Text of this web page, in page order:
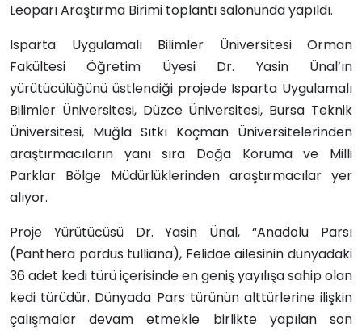
Leoparı Araştırma Birimi toplantı salonunda yapıldı.
Isparta Uygulamalı Bilimler Üniversitesi Orman
Fakültesi Öğretim Üyesi Dr. Yasin Ünal’ın
yürütücülüğünü üstlendiği projede Isparta Uygulamalı
Bilimler Üniversitesi, Düzce Üniversitesi, Bursa Teknik
Üniversitesi, Muğla Sıtkı Koçman Üniversitelerinden
araştırmacıların yanı sıra Doğa Koruma ve Milli
Parklar Bölge Müdürlüklerinden araştırmacılar yer
alıyor.
Proje Yürütücüsü Dr. Yasin Ünal, “Anadolu Parsı
(Panthera pardus tulliana), Felidae ailesinin dünyadaki
36 adet kedi türü içerisinde en geniş yayılışa sahip olan
kedi türüdür. Dünyada Pars türünün alttürlerine ilişkin
çalışmalar devam etmekle birlikte yapılan son